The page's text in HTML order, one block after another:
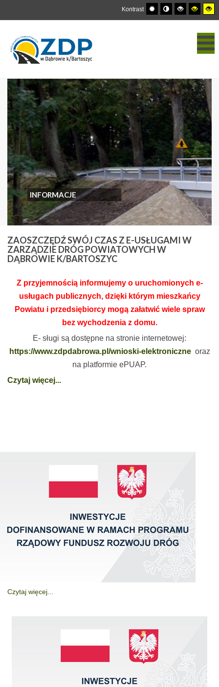
Kontrast
INFORMACJE
ZAOSZCZĘDŹSWÓJ CZAS Z E-USŁUGAMI W
ZARZĄDZIE DRÓG POWIATOWYCH W
DĄBROWIE K/BARTOSZYC
Z przyjemnością informujemy o uruchomionych e-
usługach publicznych, dzięki którym mieszkańcy
Powiatu i przedsiębiorcy mogą załatwić wiele spraw
bez wychodzenia z domu.
E- sługi są dostępne na stronie internetowej:
https://www.zdpdabrowa.pl/wnioski-elektroniczne oraz
na platformie ePUAP.
Czytaj więcej...
Czytaj więcej...